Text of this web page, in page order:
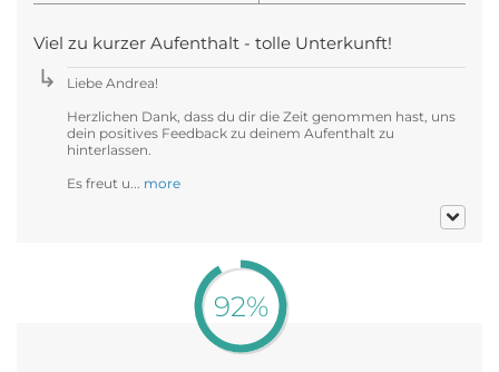
Viel zu kurzer Aufenthalt - tolle Unterkunft!
Liebe Andrea!
Herzlichen Dank, dass du dir die Zeit genommen hast, uns
dein positives Feedback zu deinem Aufenthalt zu
hinterlassen.
Es freut u... more
92%